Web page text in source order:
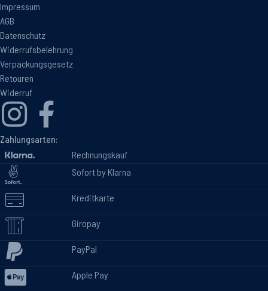
Impressum
AGB
Datenschutz
Widerrufsbelehrung
Verpackungsgesetz
Retouren
Widerruf
Zahlungsarten:
Rechnungskauf
Sofort by Klarna
Kreditkarte
Giropay
PayPal
Apple Pay